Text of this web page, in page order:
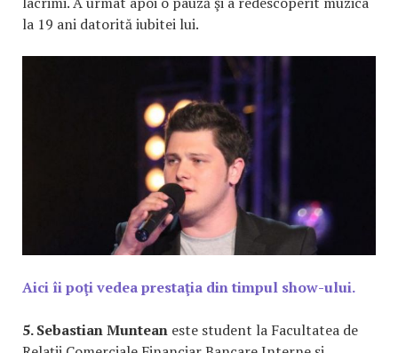
la 19 ani datorită iubitei lui.
Aici îi poţi vedea prestaţia din timpul show-ului.
5. Sebastian Muntean este student la Facultatea de